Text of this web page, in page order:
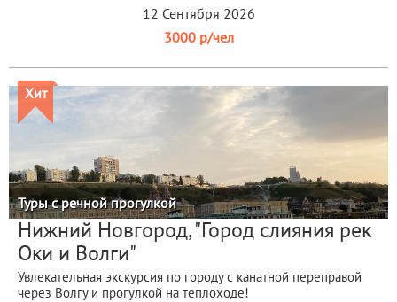
12 Сентября 2026
3000 р/чел
Хит
Туры с речной прогулкой
Нижний Новгород, "Город слияния рек
Оки и Волги"
Увлекательная экскурсия по городу с канатной переправой
через Волгу и прогулкой на теплоходе!